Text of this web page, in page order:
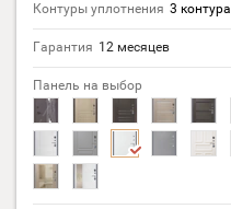
Контуры уплотнения 3 контура
Гарантия 12 месяцев
Панель на выбор